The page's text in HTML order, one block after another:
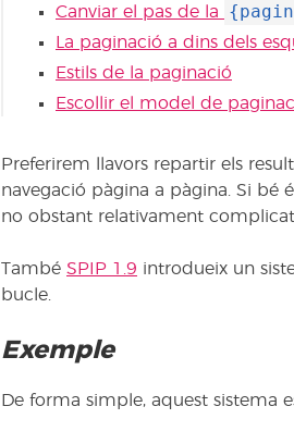
Canviar el pas de la
La paginació a dins dels
Estils de la paginació
Escollir el model de
Preferirem llavors repartir els
navegació pàgina a pàgina. Si bé
no obstant relativament complicat.
També SPIP 1.9 introdueix un
bucle.
Exemple
De forma simple, aquest sistema